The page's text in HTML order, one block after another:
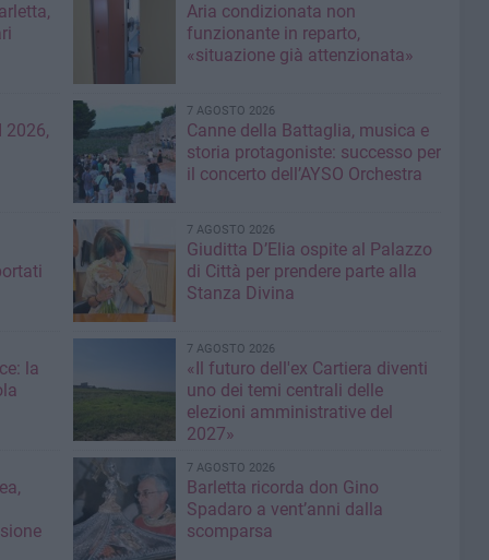
Aria condizionata non
funzionante in reparto,
«situazione già attenzionata»
2026,
7 AGOSTO 2026
Canne della Battaglia, musica e
storia protagoniste: successo per
il concerto dell’AYSO Orchestra
7 AGOSTO 2026
Giuditta D’Elia ospite al Palazzo
di Città per prendere parte alla
Stanza Divina
la
7 AGOSTO 2026
«Il futuro dell'ex Cartiera diventi
uno dei temi centrali delle
elezioni amministrative del
2027»
7 AGOSTO 2026
Barletta ricorda don Gino
Spadaro a vent’anni dalla
scomparsa